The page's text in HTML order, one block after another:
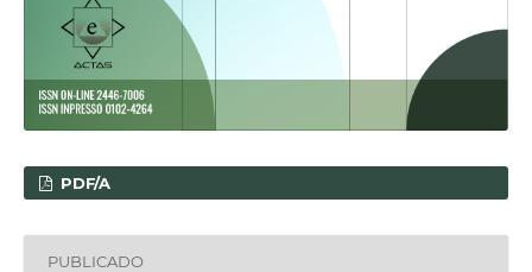
PDF/A
PUBLICADO